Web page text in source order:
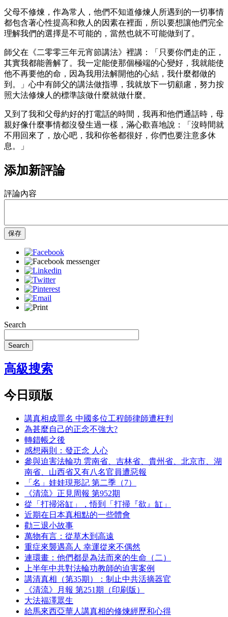
父母不修煉，作為常人，他們不知道修煉人所遇到的一切事情
都包含著心性提高和救人的因素在裡面，所以要想讓他們完全
理解我們的選擇是不可能的，當然也就不可能做到了。
師父在《二零零三年元宵節講法》裡講：「只要你們走的正，
其實我都能善解了。我一定能使那個極端的心變好，我就能使
他不再要他的命，因為我用法解開他的心結，我什麼都做的
到。」心中有師父的講法做指導，我就放下一切顧慮，努力按
照大法修煉人的標準該做什麼就做什麼。
又到了我和父母約好的打電話的時間，我再和他們通話時，母
親好像什麼事情都沒發生過一樣，滿心歡喜地說：「沒時間就
不用回來了，放心吧，我和你爸都很好，你們也要注意多休
息。」
添加新評論
評論內容
保存
Search
Search
高級搜索
今日頭版
講真相成罪名 中國多位工程師律師遭枉判
為甚麼自己的正念不強大?
轉錯帳之後
感想兩則：發正念 人心
參與迫害法輪功 雲南省、吉林省、貴州省、北京市、湖
南省、山西省又有八名官員遭惡報
「名」娃娃現形記 第二季（7）
《清流》正見周報 第952期
從「打掃浴缸」，悟到「打掃『欲』缸」
近期在日本真相點的一些體會
勸三退小故事
萬物有言：從草木到高遠
重症來襲遇高人 幸運從來不偶然
連環畫：他們都是為法而來的生命（二）
上半年中共對法輪功教師的迫害案例
講清真相（第35期）：制止中共活摘器官
《清流》月報 第251期（印刷版）
大法福澤眾生
給馬來西亞華人講真相的修煉經歷和心得